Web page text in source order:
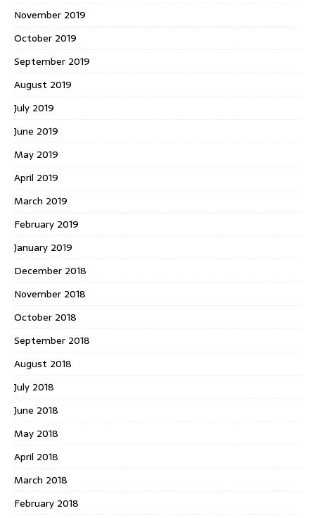
November 2019
October 2019
September 2019
August 2019
July 2019
June 2019
May 2019
April 2019
March 2019
February 2019
January 2019
December 2018
November 2018
October 2018
September 2018
August 2018
July 2018
June 2018
May 2018
April 2018
March 2018
February 2018